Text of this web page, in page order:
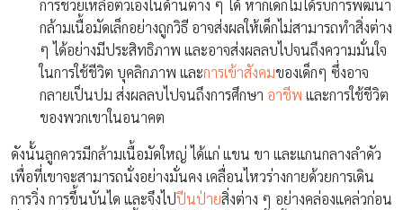
การช่วยเหลือตัวเองในด้านต่าง ๆ ได้ หากเด็กไม่ได้รับการพัฒนา
กล้ามเนื้อมัดเล็กอย่างถูกวิธี อาจส่งผลให้เด็กไม่สามารถทำสิ่งต่าง
ๆ ได้อย่างมีประสิทธิภาพ และอาจส่งผลลบไปจนถึงความมั่นใจ
ในการใช้ชีวิต บุคลิกภาพ และการเข้าสังคมของเด็กๆ ซึ่งอาจ
กลายเป็นปม ส่งผลลบไปจนถึงการศึกษา อาชีพ และการใช้ชีวิต
ของพวกเขาในอนาคต
ดังนั้นลูกควรมีกล้ามเนื้อมัดใหญ่ ได้แก่ แขน ขา และแกนกลางลำดัว
เพื่อที่เขาจะสามารถนั่งอย่างมั่นคง เคลื่อนไหวร่างกายด้วยการเดิน
การวิ่ง การขึ้นบันได และจึงไปปีนป่ายสิ่งต่าง ๆ อย่างคล่องแคล่วก่อน